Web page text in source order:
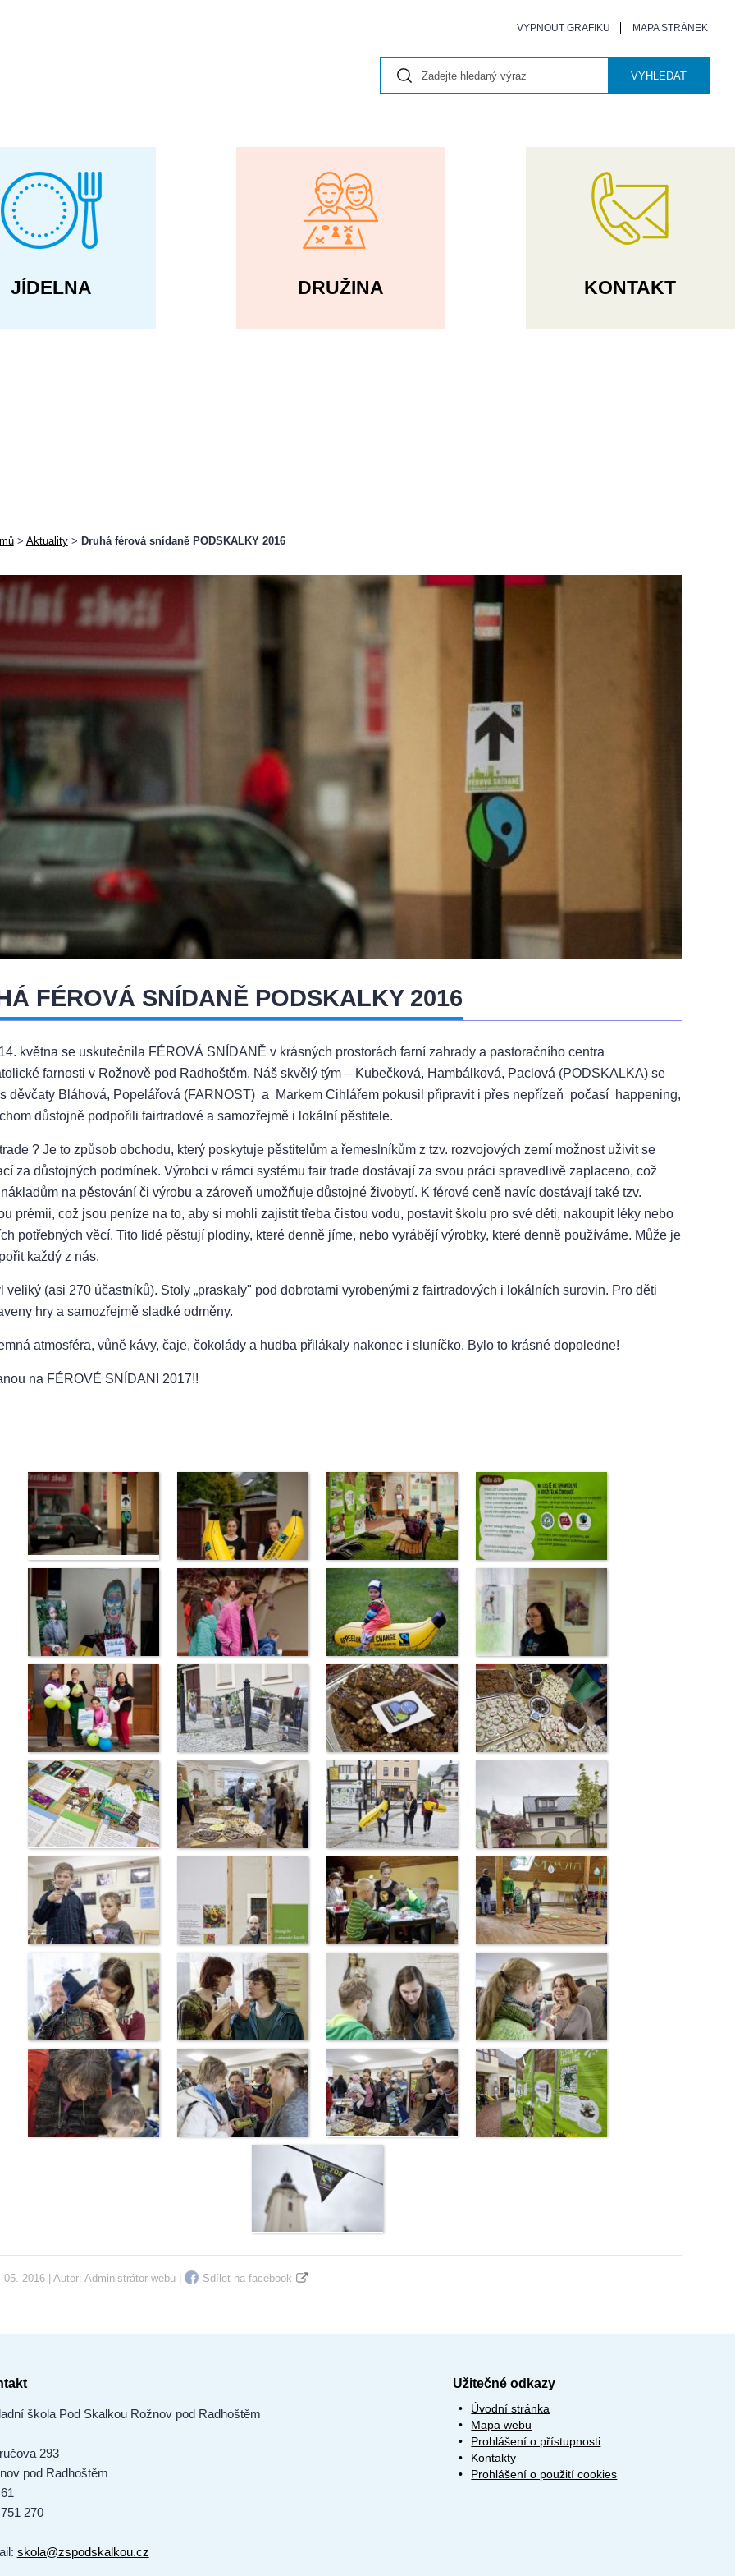
VYPNOUT GRAFIKU MAPA STRÁNEK
VYHLEDAT
JÍDELNA DRUŽINA KONTAKT
> Aktuality> Druhá férová snídaně PODSKALKY 2016
FÉROVÁ SNÍDANĚ PODSKALKY 2016
května se uskutečnila FÉROVÁ SNÍDANĚ v krásných prostorách farní zahrady a pastoračního centra
farnosti v Rožnově pod Radhoštěm. Náš skvělý tým – Kubečková, Hambálková, Paclová (PODSKALKA) se
děvčaty Bláhová, Popelářová (FARNOST) a Markem Cihlářem pokusil připravit i přes nepřízeň počasí happening,
důstojně podpořili fairtradové a samozřejmě i lokální pěstitele.
? Je to způsob obchodu, který poskytuje pěstitelům a řemeslníkům z tzv. rozvojových zemí možnost uživit se
za důstojných podmínek. Výrobci v rámci systému fair trade dostávají za svou práci spravedlivě zaplaceno, což
na pěstování či výrobu a zároveň umožňuje důstojné živobytí. K férové ceně navíc dostávají také tzv.
prémii, což jsou peníze na to, aby si mohli zajistit třeba čistou vodu, postavit školu pro své děti, nakoupit léky nebo
potřebných věcí. Tito lidé pěstují plodiny, které denně jíme, nebo vyrábějí výrobky, které denně používáme. Může je
každý z nás.
veliký (asi 270 účastníků). Stoly „praskaly" pod dobrotami vyrobenými z fairtradových i lokálních surovin. Pro děti
hry a samozřejmě sladké odměny.
atmosféra, vůně kávy, čaje, čokolády a hudba přilákaly nakonec i sluníčko. Bylo to krásné dopoledne!
na FÉROVÉ SNÍDANI 2017!!
2016 | Autor: Administrátor webu| Sdílet na facebook
škola Pod Skalkou Rožnov pod Radhoštěm
293
pod Radhoštěm
270
skola@zspodskalkou.cz
Užitečné odkazy
Úvodní stránka
Mapa webu
Prohlášení o přístupnosti
Kontakty
Prohlášení o použití cookies